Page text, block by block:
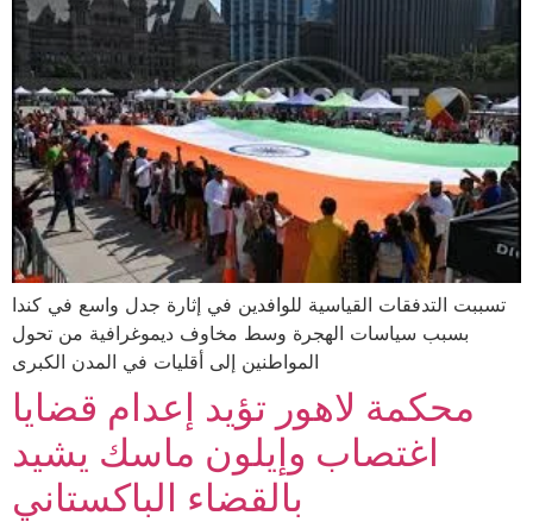
تسببت التدفقات القياسية للوافدين في إثارة جدل واسع في كندا
بسبب سياسات الهجرة وسط مخاوف ديموغرافية من تحول
المواطنين إلى أقليات في المدن الكبرى
محكمة لاهور تؤيد إعدام قضايا
اغتصاب وإيلون ماسك يشيد
بالقضاء الباكستاني